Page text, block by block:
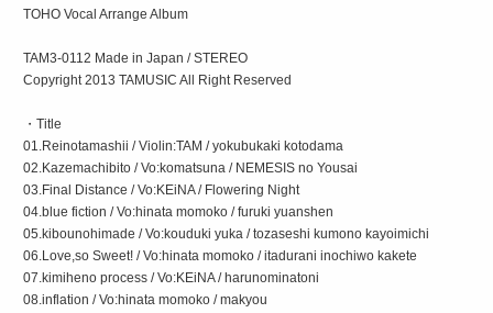
TOHO Vocal Arrange Album
TAM3-0112 Made in Japan / STEREO
Copyright 2013 TAMUSIC All Right Reserved
・Title
01.Reinotamashii / Violin:TAM / yokubukaki kotodama
02.Kazemachibito / Vo:komatsuna / NEMESIS no Yousai
03.Final Distance / Vo:KEiNA / Flowering Night
04.blue fiction / Vo:hinata momoko / furuki yuanshen
05.kibounohimade / Vo:kouduki yuka / tozaseshi kumono kayoimichi
06.Love,so Sweet! / Vo:hinata momoko / itadurani inochiwo kakete
07.kimiheno process / Vo:KEiNA / harunominatoni
08.inflation / Vo:hinata momoko / makyou